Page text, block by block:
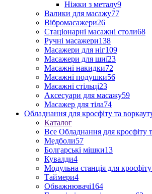
Ніжки з металу9
Валики для масажу77
Вібромасажери26
Стаціонарні масажні столи68
Ручні масажери138
Масажери для ніг109
Масажери для шиї23
Масажні накидки72
Масажні подушки56
Масажні стільці23
Аксесуари для масажу59
Масажер для тіла74
Обладнання для кросфіту та
Каталог
Все Обладнання для кросфіту
Медболи57
Болгарські мішки13
Кувалди4
Модульна станція для кросфіту
Таймери4
Обважнювачі164